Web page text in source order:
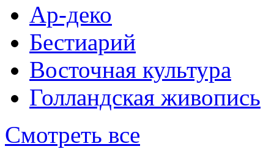
Ар-деко
Бестиарий
Восточная культура
Голландская живопись
Смотреть все